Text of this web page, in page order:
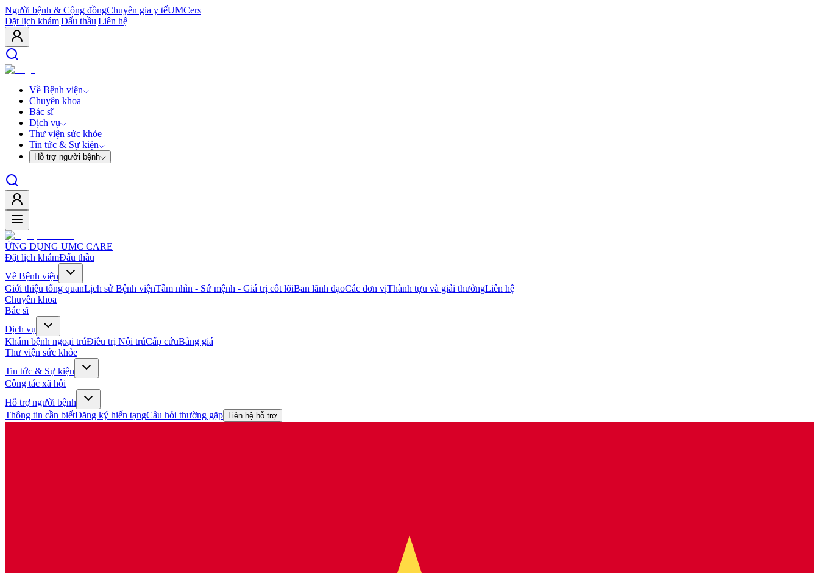
Người bệnh & Cộng đồngChuyên gia y tếUMCers
Đặt lịch khám|Đấu thầu|Liên hệ
Về Bệnh viện
Chuyên khoa
Bác sĩ
Dịch vụ
Thư viện sức khỏe
Tin tức & Sự kiện
Hỗ trợ người bệnh
ỨNG DỤNG UMC CARE
Đặt lịch khámĐấu thầu
Về Bệnh viện
Giới thiệu tổng quanLịch sử Bệnh việnTầm nhìn - Sứ mệnh - Giá trị cốt lõiBan lãnh đạoCác đơn vịThành tựu và giải thưởngLiên hệ
Chuyên khoa
Bác sĩ
Dịch vụ
Khám bệnh ngoại trúĐiều trị Nội trúCấp cứuBảng giá
Thư viện sức khỏe
Tin tức & Sự kiện
Công tác xã hội
Hỗ trợ người bệnh
Thông tin cần biếtĐăng ký hiến tạngCâu hỏi thường gặp Liên hệ hỗ trợ